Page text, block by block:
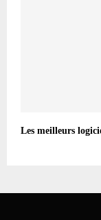
Les meilleurs